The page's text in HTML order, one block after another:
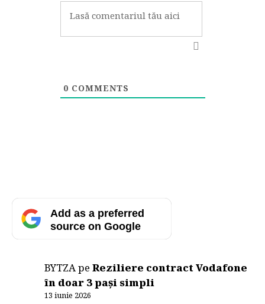
0 COMMENTS
Add as a preferred
source on Google
BYTZApeReziliere contract Vodafone
în doar 3 pași simpli
13 iunie 2026